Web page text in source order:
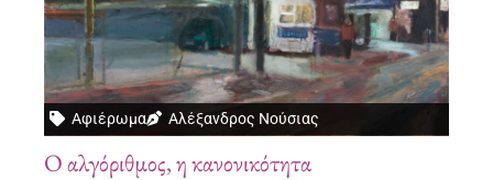
Αφιέρωμα Αλέξανδρος Νούσιας
Ο αλγόριθμος, η κανονικότητα